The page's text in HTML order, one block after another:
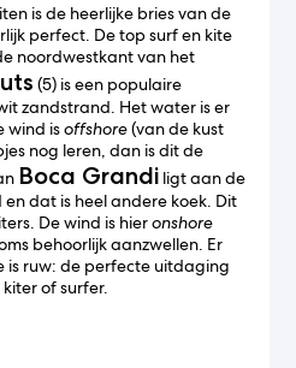
is de heerlijke bries van de
perfect. De top surf en kite
noordwestkant van het
(5) is een populaire
zandstrand. Het water is er
wind isoffshore(van de kust
nog leren, dan is dit de
Boca Grandi ligt aan de
dat is heel andere koek. Dit
De wind is hieronshore
behoorlijk aanzwellen. Er
is ruw: de perfecte uitdaging
of surfer.